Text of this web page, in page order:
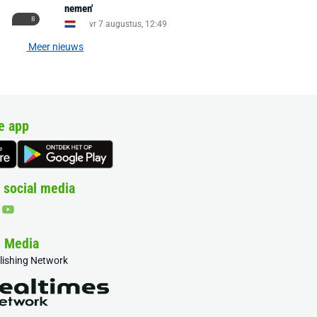
8
nemen'
vr 7 augustus, 12:49
Meer nieuws
app
media
Media
Network